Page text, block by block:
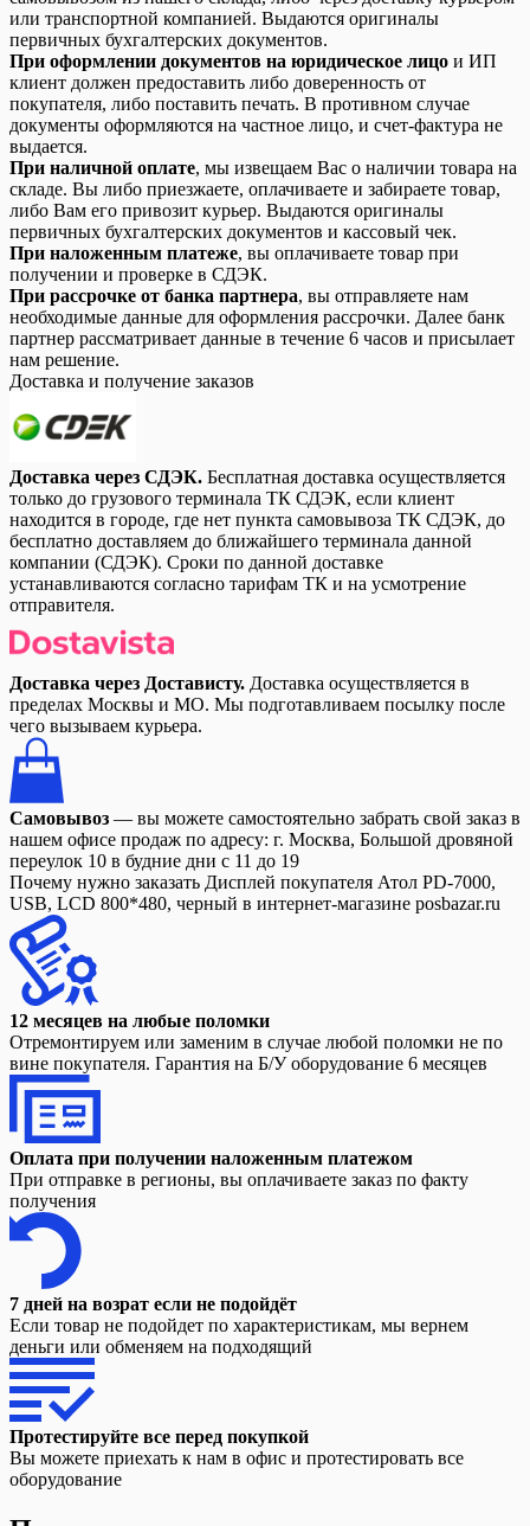
или транспортной компанией. Выдаются оригиналы
первичных бухгалтерских документов.
При оформлении документов на юридическое лицо и ИП
клиент должен предоставить либо доверенность от
покупателя, либо поставить печать. В противном случае
документы оформляются на частное лицо, и счет-фактура не
выдается.
При наличной оплате, мы извещаем Вас о наличии товара на
складе. Вы либо приезжаете, оплачиваете и забираете товар,
либо Вам его привозит курьер. Выдаются оригиналы
первичных бухгалтерских документов и кассовый чек.
При наложенным платеже, вы оплачиваете товар при
получении и проверке в СДЭК.
При рассрочке от банка партнера, вы отправляете нам
необходимые данные для оформления рассрочки. Далее банк
партнер рассматривает данные в течение 6 часов и присылает
нам решение.
Доставка и получение заказов
Доставка через СДЭК. Бесплатная доставка осуществляется
только до грузового терминала ТК СДЭК, если клиент
находится в городе, где нет пункта самовывоза ТК СДЭК, до
бесплатно доставляем до ближайшего терминала данной
компании (СДЭК). Сроки по данной доставке
устанавливаются согласно тарифам ТК и на усмотрение
отправителя.
Доставка через Достависту. Доставка осуществляется в
пределах Москвы и МО. Мы подготавливаем посылку после
чего вызываем курьера.
Самовывоз — вы можете самостоятельно забрать свой заказ в
нашем офисе продаж по адресу: г. Москва, Большой дровяной
переулок 10 в будние дни с 11 до 19
Почему нужно заказать Дисплей покупателя Атол PD-7000,
USB, LCD 800*480, черный в интернет-магазине posbazar.ru
12 месяцев на любые поломки
Отремонтируем или заменим в случае любой поломки не по
вине покупателя. Гарантия на Б/У оборудование 6 месяцев
Оплата при получении наложенным платежом
При отправке в регионы, вы оплачиваете заказ по факту
получения
7 дней на возрат если не подойдёт
Если товар не подойдет по характеристикам, мы вернем
деньги или обменяем на подходящий
Протестируйте все перед покупкой
Вы можете приехать к нам в офис и протестировать все
оборудование